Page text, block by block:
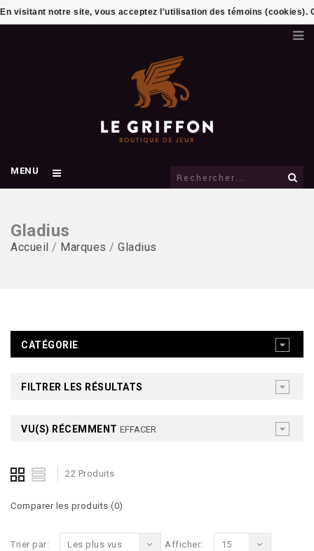
MENU
Gladius
Accueil / Marques / Gladius
CATÉGORIE
FILTRER LES RÉSULTATS
VU(S) RÉCEMMENT EFFACER
22 Produits
Comparer les produits (0)
Trier par: Les plus vus Afficher: 15
En visitant notre site, vous acceptez l'utilisation des témoins